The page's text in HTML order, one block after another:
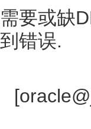
需要或缺
到错误.